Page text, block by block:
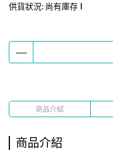
供貨狀況: 尚有庫存 1
商品介紹
商品介紹